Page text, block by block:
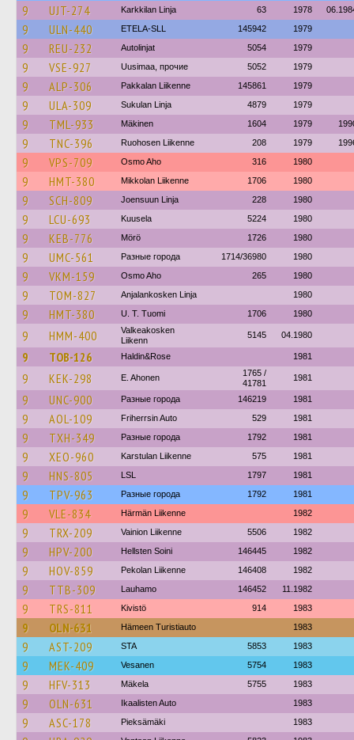
9 UJT-274 Karkkilan Linja 63 1978
9 ULN-440 ETELA-SLL 145942 1979
9 REU-232 Autolinjat 5054 1979
9 VSE-927 Uusimaa, прочие 5052 1979
9 ALP-306 Pakkalan Liikenne 145861 1979
9 ULA-309 Sukulan Linja 4879 1979
9 TML-933 Mäkinen 1604 1979
9 TNC-396 Ruohosen Liikenne 208 1979
9 VPS-709 Osmo Aho 316 1980
9 HMT-380 Mikkolan Liikenne 1706 1980
9 SCH-809 Joensuun Linja 228 1980
9 LCU-693 Kuusela 5224 1980
9 KEB-776 Mörö 1726 1980
9 UMC-561 Разные города 1714/36980 1980
9 VKM-159 Osmo Aho 265 1980
9 TOM-827 Anjalankosken Linja 1980
9 HMT-380 U. T. Tuomi 1706 1980
9 HMM-400
Valkeakosken
Liikenn
5145 04.1980
9 TOB-126 Haldin&Rose 1981
9 KEK-298 E. Ahonen
1765 /
41781
1981
9 UNC-900 Разные города 146219 1981
9 AOL-109 Friherrsin Auto 529 1981
9 TXH-349 Разные города 1792 1981
9 XEO-960 Karstulan Liikenne 575 1981
9 HNS-805 LSL 1797 1981
9 TPV-963 Разные города 1792 1981
9 VLE-834 Härmän Liikenne 1982
9 TRX-209 Vainion Liikenne 5506 1982
9 HPV-200 Hellsten Soini 146445 1982
9 HOV-859 Pekolan Liikenne 146408 1982
9 TTB-309 Lauhamo 146452 11.1982
9 TRS-811 Kivistö 914 1983
9 OLN-631 Hämeen Turistiauto 1983
9 AST-209 STA 5853 1983
9 MEK-409 Vesanen 5754 1983
9 HFV-313 Mäkela 5755 1983
9 OLN-631 Ikaalisten Auto 1983
9 ASC-178 Pieksämäki 1983